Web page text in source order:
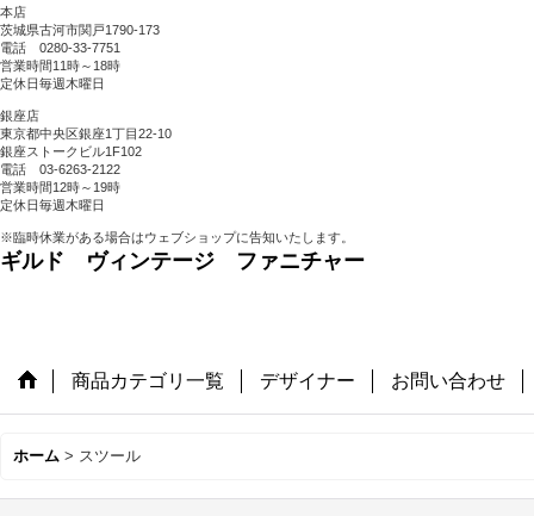
本店
茨城県古河市関戸1790-173
電話 0280-33-7751
営業時間11時～18時
定休日毎週木曜日
銀座店
東京都中央区銀座1丁目22-10
銀座ストークビル1F102
電話 03-6263-2122
営業時間12時～19時
定休日毎週木曜日
※臨時休業がある場合はウェブショップに告知いたします。
ギルド ヴィンテージ ファニチャー
商品カテゴリ一覧 デザイナー お問い合わせ
ホーム > スツール